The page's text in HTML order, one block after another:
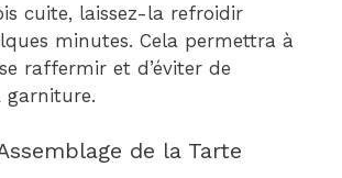
cuite, laissez-la refroidir
minutes. Cela permettra à
raffermir et d’éviter de
garniture.
de la Tarte